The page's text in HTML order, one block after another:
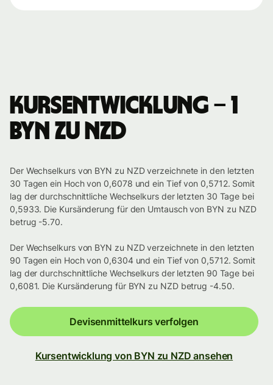
Kursentwicklung – 1
BYN zu NZD
Der Wechselkurs von BYN zu NZD verzeichnete in den letzten
30 Tagen ein Hoch von 0,6078 und ein Tief von 0,5712. Somit
lag der durchschnittliche Wechselkurs der letzten 30 Tage bei
0,5933. Die Kursänderung für den Umtausch von BYN zu NZD
betrug -5.70.
Der Wechselkurs von BYN zu NZD verzeichnete in den letzten
90 Tagen ein Hoch von 0,6304 und ein Tief von 0,5712. Somit
lag der durchschnittliche Wechselkurs der letzten 90 Tage bei
0,6081. Die Kursänderung für BYN zu NZD betrug -4.50.
Devisenmittelkurs verfolgen
Kursentwicklung von BYN zu NZD ansehen